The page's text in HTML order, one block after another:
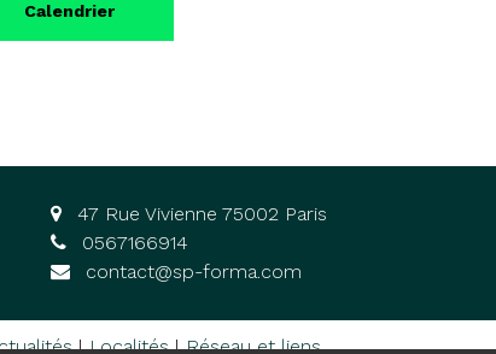
Calendrier
47 Rue Vivienne 75002 Paris
0567166914
contact@sp-forma.com
Localités Réseau et liens